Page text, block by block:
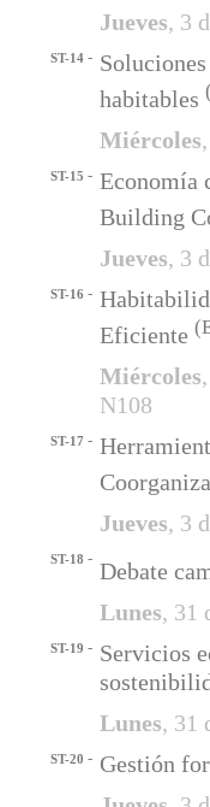
Jueves, 3
ST-14 -
habitables
Miércoles
ST-15 - Economía
Building
Jueves, 3
ST-16 -
Eficiente
Miércoles
N108
ST-17 -
Jueves, 3
ST-18 - Debate
Lunes, 31
ST-19 - Servicios
Lunes, 31
ST-20 - Gestión